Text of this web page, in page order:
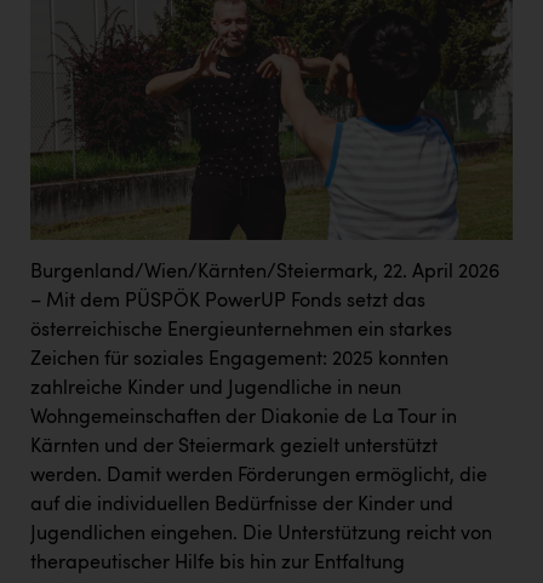
Burgenland/Wien/Kärnten/Steiermark, 22. April 2026
– Mit dem PÜSPÖK PowerUP Fonds setzt das
österreichische Energieunternehmen ein starkes
Zeichen für soziales Engagement: 2025 konnten
zahlreiche Kinder und Jugendliche in neun
Wohngemeinschaften der Diakonie de La Tour in
Kärnten und der Steiermark gezielt unterstützt
werden. Damit werden Förderungen ermöglicht, die
auf die individuellen Bedürfnisse der Kinder und
Jugendlichen eingehen. Die Unterstützung reicht von
therapeutischer Hilfe bis hin zur Entfaltung